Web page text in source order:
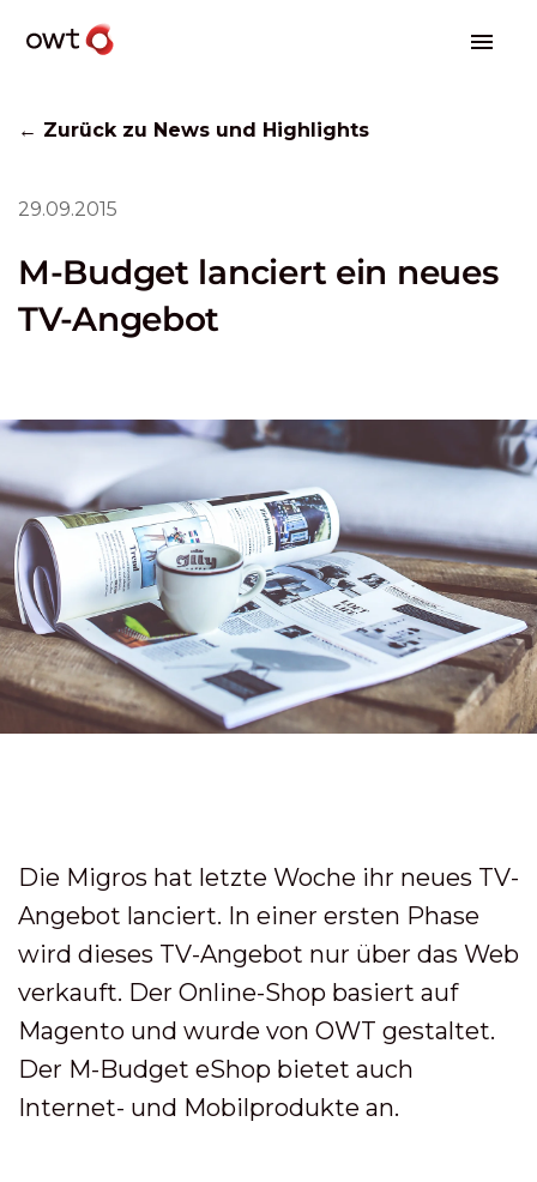
← Zurück zu News und Highlights
29.09.2015
M-Budget lanciert ein neues
TV-Angebot
Die Migros hat letzte Woche ihr neues TV-
Angebot lanciert. In einer ersten Phase
wird dieses TV-Angebot nur über das Web
verkauft. Der Online-Shop basiert auf
Magento und wurde von OWT gestaltet.
Der M-Budget eShop bietet auch
Internet- und Mobilprodukte an.